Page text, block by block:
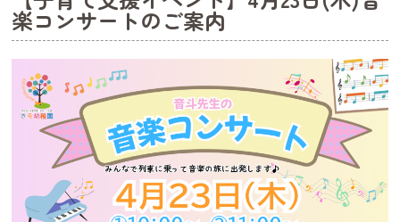
楽コンサートのご案内